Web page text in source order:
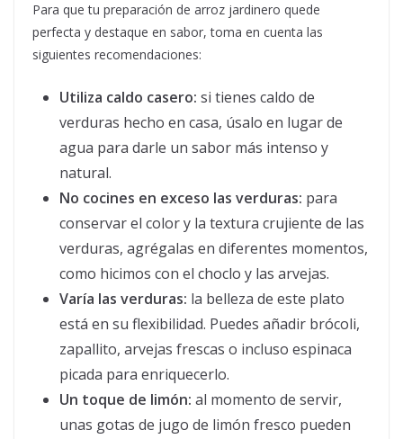
Para que tu preparación de arroz jardinero quede
perfecta y destaque en sabor, toma en cuenta las
siguientes recomendaciones:
Utiliza caldo casero: si tienes caldo de
verduras hecho en casa, úsalo en lugar de
agua para darle un sabor más intenso y
natural.
No cocines en exceso las verduras: para
conservar el color y la textura crujiente de las
verduras, agrégalas en diferentes momentos,
como hicimos con el choclo y las arvejas.
Varía las verduras: la belleza de este plato
está en su flexibilidad. Puedes añadir brócoli,
zapallito, arvejas frescas o incluso espinaca
picada para enriquecerlo.
Un toque de limón: al momento de servir,
unas gotas de jugo de limón fresco pueden